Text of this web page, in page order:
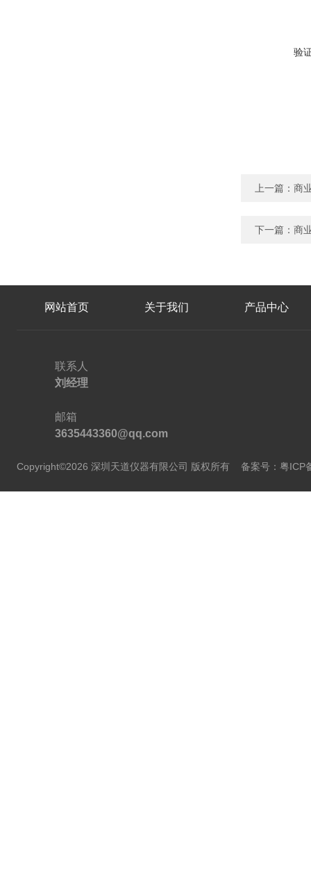
验
上一篇： 商
下一篇： 商
网站首页 关于我们 产品中心
联系人
刘经理
邮箱
3635443360@qq.com
Copyright©2026 深圳天道仪器有限公司 版权所有 备案号：粤ICP